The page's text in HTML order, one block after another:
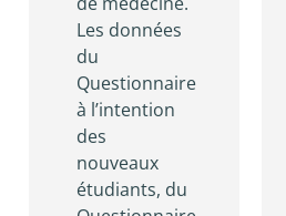
Les données
du
Questionnaire
à l’intention
des
nouveaux
étudiants, du